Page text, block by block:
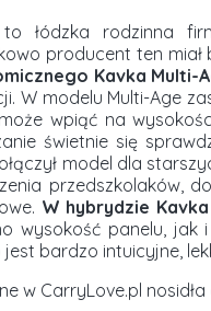
łódzka rodzinna
producent ten
Kavka Multi-
W modelu Multi-Age
wpiąć na
świetnie się
model dla
przedszkolaków,
W hybrydzie
wysokość panelu, jak
jest bardzo intuicyjne,
w CarryLove.pl